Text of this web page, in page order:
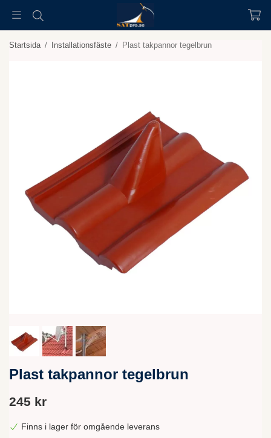
Startsida / Installationsfäste / Plast takpannor tegelbrun
Plast takpannor tegelbrun
245 kr
Finns i lager för omgående leverans